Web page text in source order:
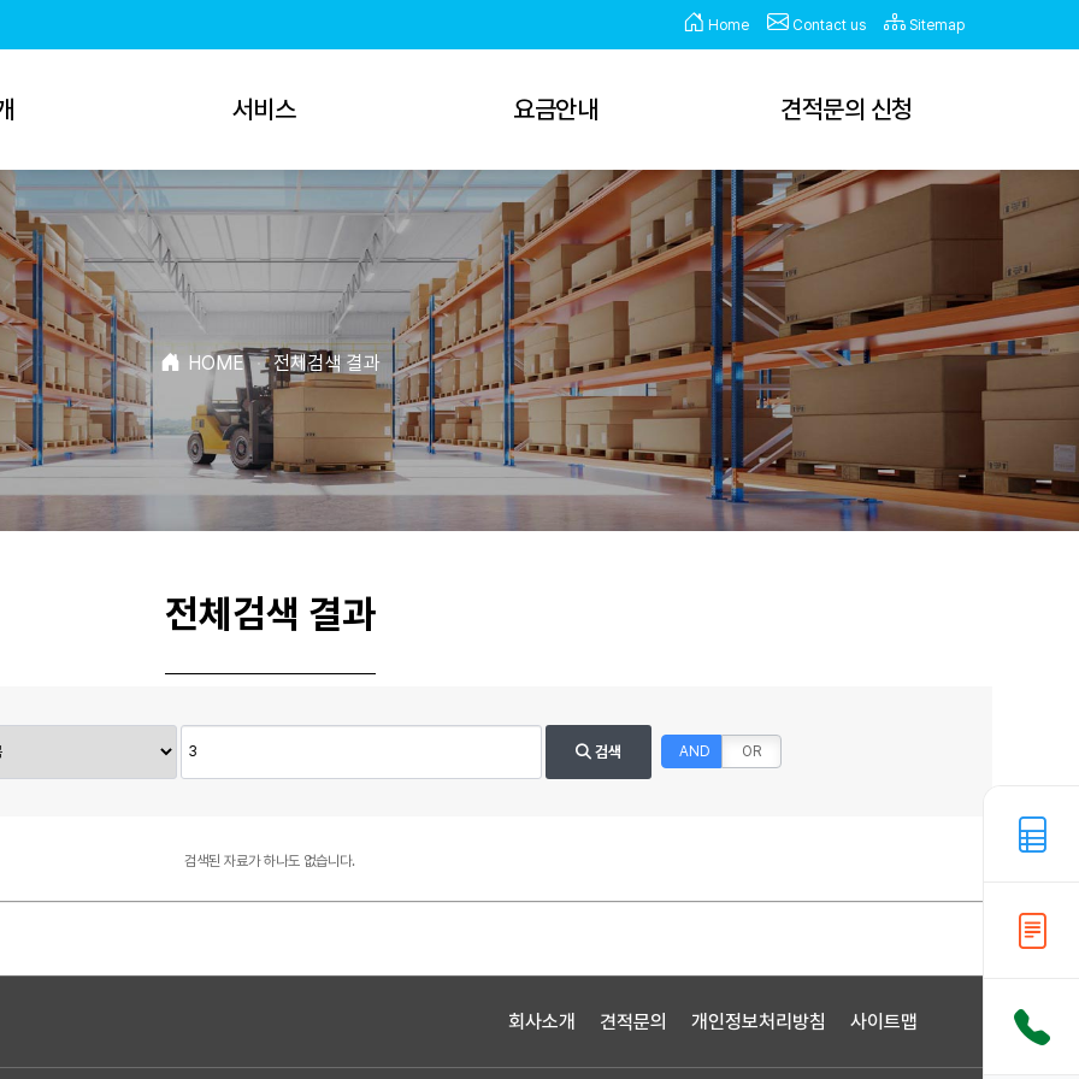
Home Contact us Sitemap
서비스 요금안내 견적문의 신청
HOME · 전체검색 결과
전체검색 결과
검색 AND OR
검색된 자료가 하나도 없습니다.
회사소개 견적문의 개인정보처리방침 사이트맵